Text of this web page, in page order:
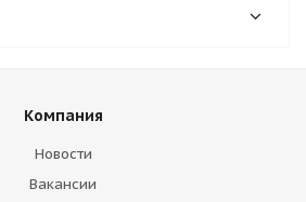
Компания
Новости
Вакансии